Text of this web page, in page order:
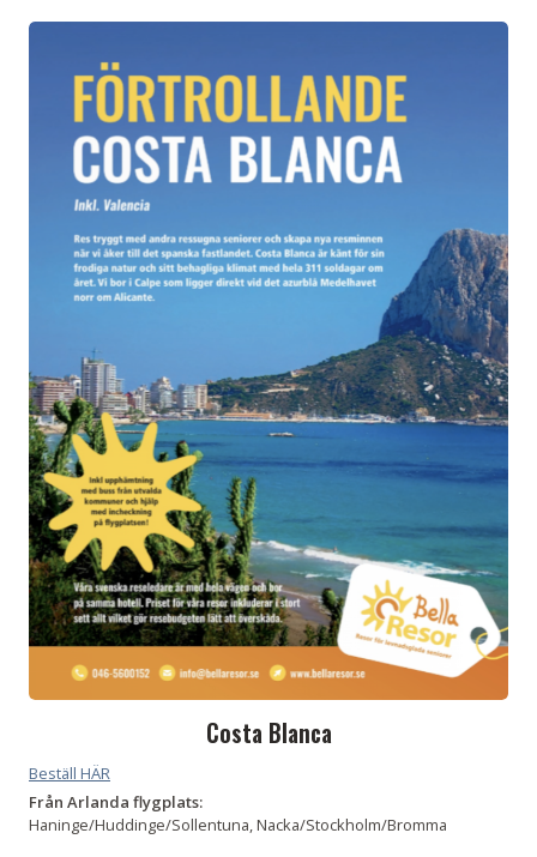
Costa Blanca
Beställ HÄR
Från Arlanda flygplats:
Haninge/Huddinge/Sollentuna, Nacka/Stockholm/Bromma